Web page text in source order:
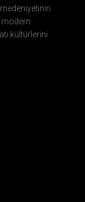
medeniyetinin
modern
kültürlerini